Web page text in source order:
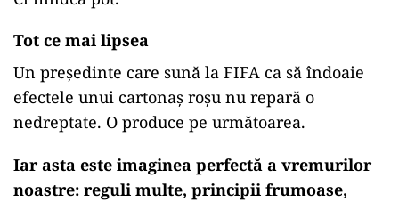
Tot ce mai lipsea
Un președinte care sună la FIFA ca să îndoaie
efectele unui cartonaș roșu nu repară o
nedreptate. O produce pe următoarea.
Iar asta este imaginea perfectă a vremurilor
noastre: reguli multe, principii frumoase,